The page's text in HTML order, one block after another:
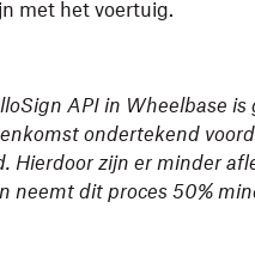
met het voertuig.
API in Wheelbase
ondertekend
Hierdoor zijn er minder
neemt dit proces 50%